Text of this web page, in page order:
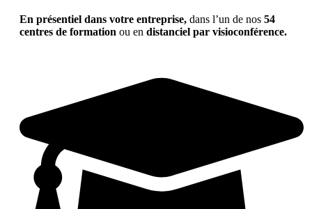
En présentiel dans votre entreprise, dans l’un de nos 54
centres de formation ou en distanciel par visioconférence.